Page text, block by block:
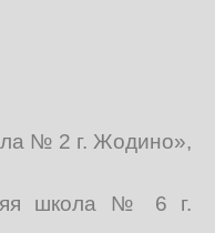
№ 2 г. Жодино»,
школа № 6 г.